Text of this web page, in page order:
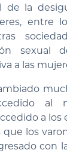
de la
entre
sexual
a las
al
a los
los
con